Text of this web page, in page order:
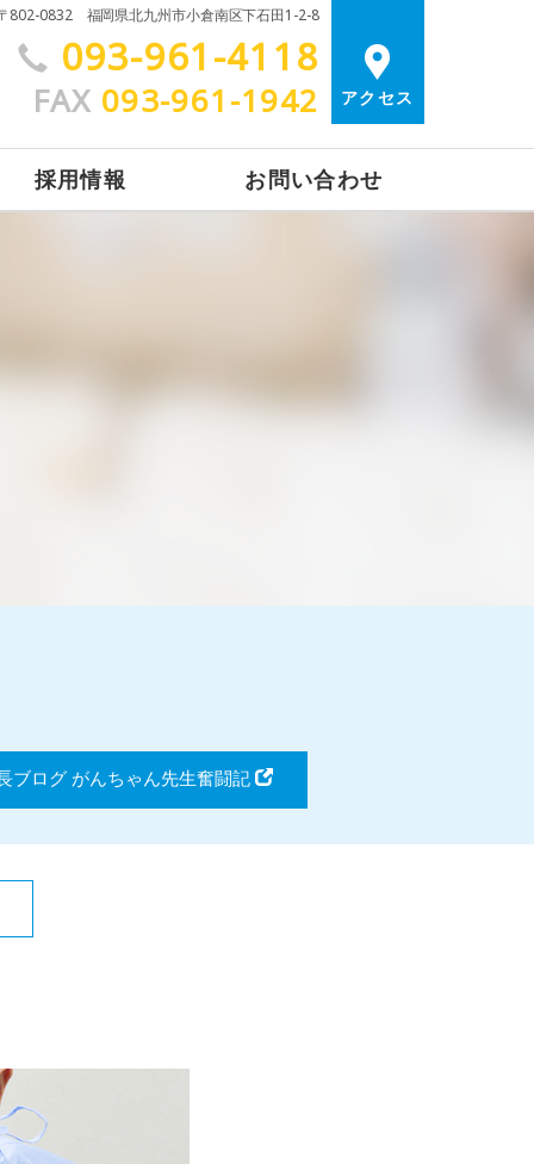
802-0832 福岡県北九州市小倉南区下石田1-2-8
093-961-4118
FAX 093-961-1942 アクセス
採用情報 お問い合わせ
ブログ がんちゃん先生奮闘記